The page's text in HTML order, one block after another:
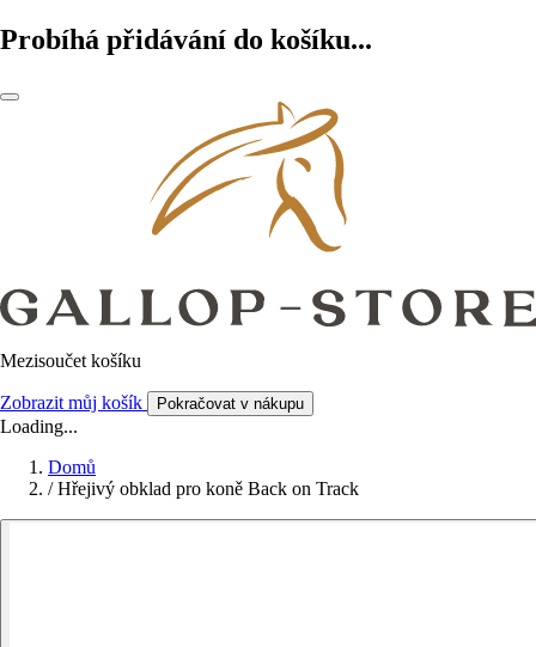
Probíhá přidávání do košíku...
Mezisoučet košíku
Zobrazit můj košík Pokračovat v nákupu
Loading...
Domů
/ Hřejivý obklad pro koně Back on Track